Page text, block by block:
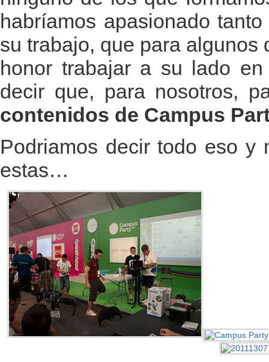
habríamos apasionado
su trabajo, que para algunos
honor trabajar a su lado
decir que, para nosotros,
contenidos de Campus
Podriamos decir todo eso y
estas…